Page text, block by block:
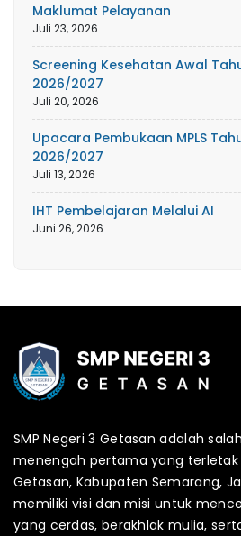
Maklumat Pelayanan
Juli 23, 2026
Screening Kesehatan Awal
2026/2027
Juli 20, 2026
Upacara Pembukaan MPLS
2026/2027
Juli 13, 2026
IHT Pembelajaran Melalui AI
Juni 26, 2026
SMP Negeri 3 Getasan adalah
menengah pertama yang
Getasan, Kabupaten Semarang,
memiliki visi dan misi untuk
yang cerdas, berakhlak mulia,